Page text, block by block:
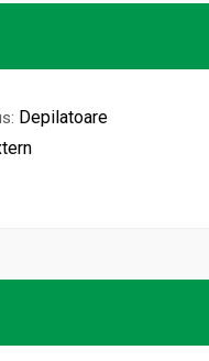
Depilatoare